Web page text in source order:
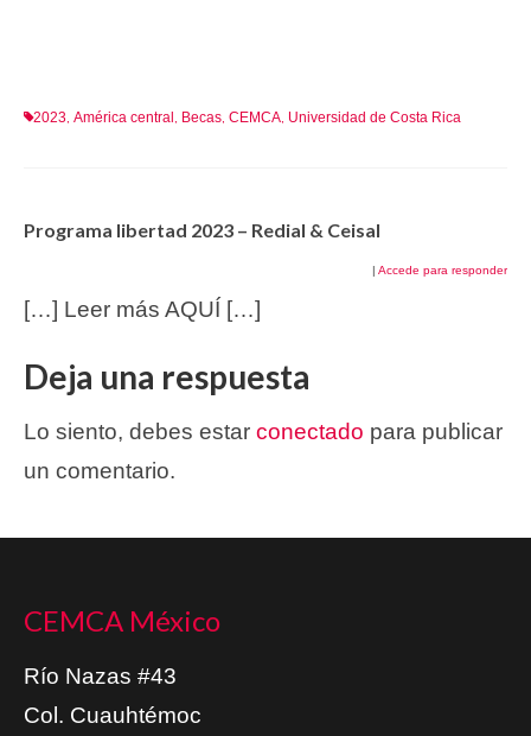
2023, América central , Becas, CEMCA, Universidad de Costa Rica
Programa libertad 2023 – Redial & Ceisal
Accede para responder
[…] Leer más AQUÍ […]
Deja una respuesta
Lo siento, debes estar conectado para publicar
un comentario.
CEMCA México
Río Nazas #43
Col. Cuauhtémoc